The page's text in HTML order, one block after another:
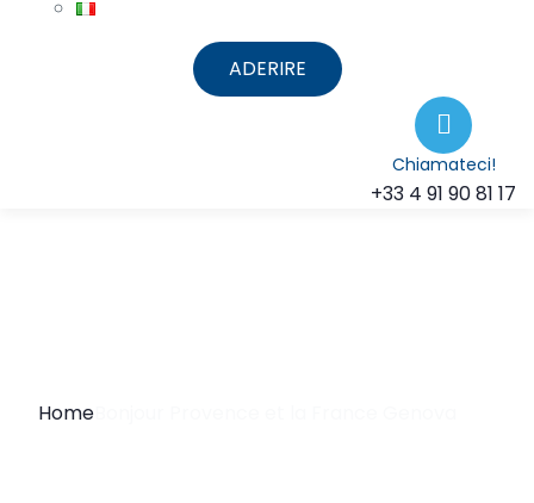
ADERIRE
Chiamateci!
+33 4 91 90 81 17
Home